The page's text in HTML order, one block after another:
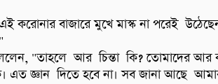
করোনার বাজারে মুখে মাস্ক না পরেই
"তাহলে  আর  চিন্তা  কি? তোমাদের আর
এত জ্ঞান  দিতে হবে না। সব জানা আছে